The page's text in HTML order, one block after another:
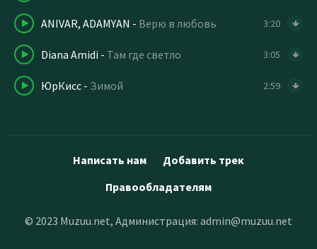
ANIVAR, ADAMYAN - Верю в любовь 3:20
Diana Amidi - Там где светло 3:05
ЮрКисс - Зимой 2:59
Написать нам
Добавить трек
Правообладателям
© 2023 Muzuu.net, Администрация: admin@muzuu.net